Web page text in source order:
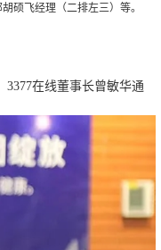
硕飞经理（二排左三）等。
在线董事长曾敏华通